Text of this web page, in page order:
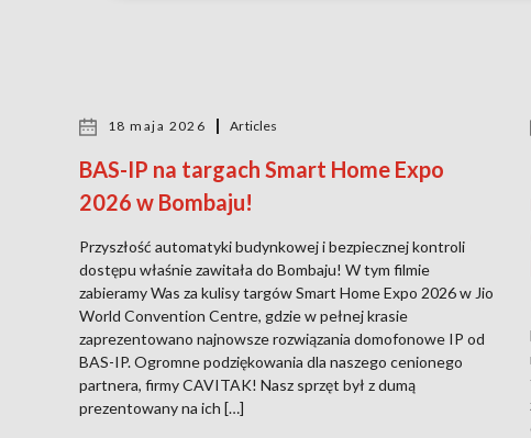
18 maja 2026 Articles
BAS-IP na targach Smart Home Expo
2026 w Bombaju!
Przyszłość automatyki budynkowej i bezpiecznej kontroli
dostępu właśnie zawitała do Bombaju! W tym filmie
zabieramy Was za kulisy targów Smart Home Expo 2026 w Jio
World Convention Centre, gdzie w pełnej krasie
zaprezentowano najnowsze rozwiązania domofonowe IP od
BAS-IP. Ogromne podziękowania dla naszego cenionego
partnera, firmy CAVITAK! Nasz sprzęt był z dumą
prezentowany na ich […]